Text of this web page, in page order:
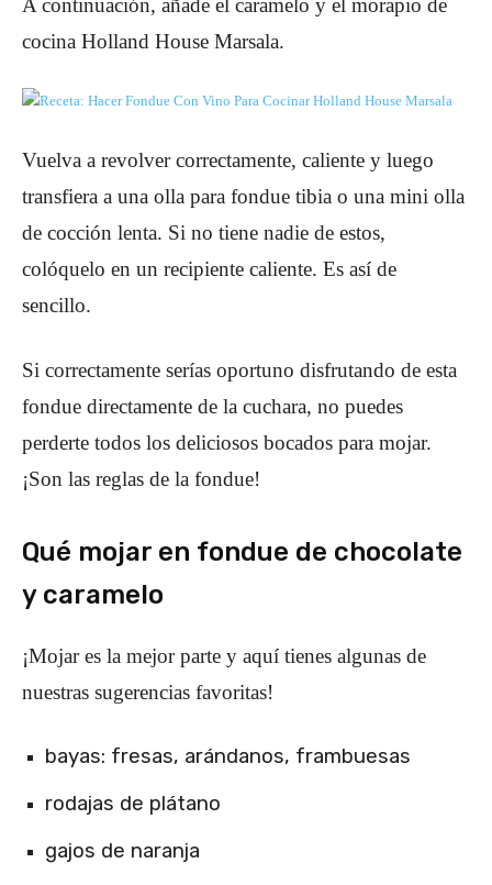
A continuación, añade el caramelo y el morapio de
cocina Holland House Marsala.
Vuelva a revolver correctamente, caliente y luego
transfiera a una olla para fondue tibia o una mini olla
de cocción lenta. Si no tiene nadie de estos,
colóquelo en un recipiente caliente. Es así de
sencillo.
Si correctamente serías oportuno disfrutando de esta
fondue directamente de la cuchara, no puedes
perderte todos los deliciosos bocados para mojar.
¡Son las reglas de la fondue!
Qué mojar en fondue de chocolate
y caramelo
¡Mojar es la mejor parte y aquí tienes algunas de
nuestras sugerencias favoritas!
bayas: fresas, arándanos, frambuesas
rodajas de plátano
gajos de naranja